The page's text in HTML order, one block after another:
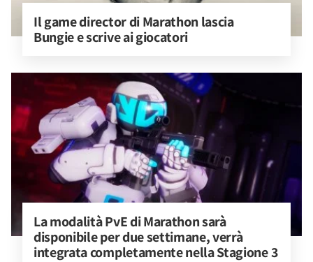
Il game director di Marathon lascia
Bungie e scrive ai giocatori
La modalità PvE di Marathon sarà
disponibile per due settimane, verrà
integrata completamente nella Stagione 3